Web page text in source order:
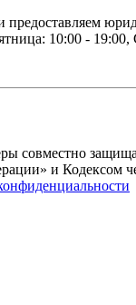
предоставляем
10:00 - 19:00,
и Кодексом